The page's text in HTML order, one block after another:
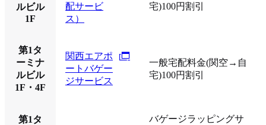
ルビル
1F
配サービ
ス）
宅)100円割引
第1タ
ーミナ
ルビル
1F・4F
関西エアポ
ートバゲー
ジサービス
一般宅配料金(関空→自
宅)100円割引
第1タ
バゲージラッピングサ